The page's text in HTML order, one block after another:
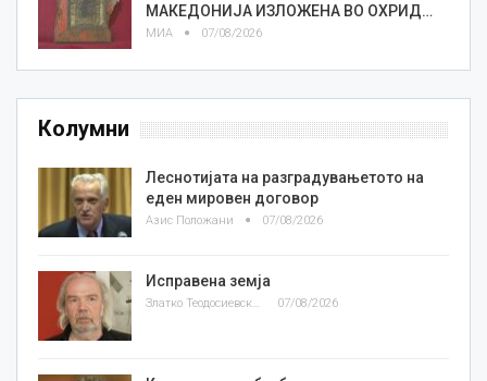
МАКЕДОНИЈА ИЗЛОЖЕНА ВО ОХРИД…
МИА 07/08/2026
Колумни
Леснотијата на разградувањетото на
еден мировен договор
Азис Положани 07/08/2026
Исправена земја
Златко Теодосиевски 07/08/2026